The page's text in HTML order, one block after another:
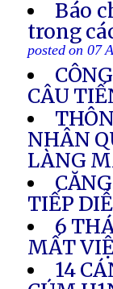
Báo
trong
posted on 07
CÂU
NHÂN
LÀNG
TIẾP
6
MẤT
14